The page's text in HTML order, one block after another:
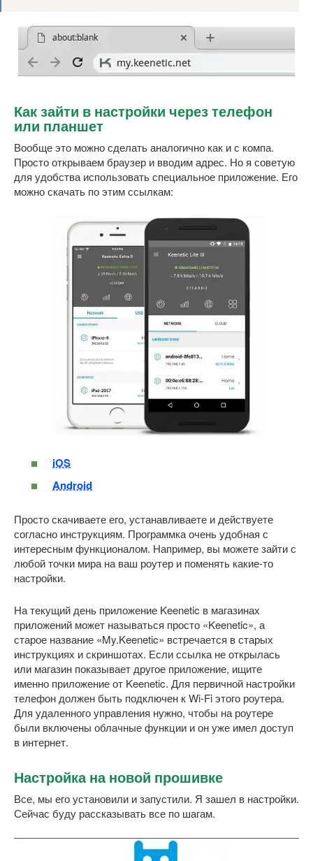
Как зайти в настройки через телефон
или планшет
Вообще это можно сделать аналогично как и с компа.
Просто открываем браузер и вводим адрес. Но я советую
для удобства использовать специальное приложение. Его
можно скачать по этим ссылкам:
iOS
Android
Просто скачиваете его, устанавливаете и действуете
согласно инструкциям. Программка очень удобная с
интересным функционалом. Например, вы можете зайти с
любой точки мира на ваш роутер и поменять какие-то
настройки.
На текущий день приложение Keenetic в магазинах
приложений может называться просто «Keenetic», а
старое название «My.Keenetic» встречается в старых
инструкциях и скриншотах. Если ссылка не открылась
или магазин показывает другое приложение, ищите
именно приложение от Keenetic. Для первичной настройки
телефон должен быть подключен к Wi-Fi этого роутера.
Для удаленного управления нужно, чтобы на роутере
были включены облачные функции и он уже имел доступ
в интернет.
Настройка на новой прошивке
Все, мы его установили и запустили. Я зашел в настройки.
Сейчас буду рассказывать все по шагам.